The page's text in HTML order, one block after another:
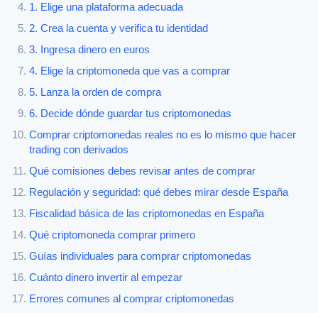
1. Elige una plataforma adecuada
2. Crea la cuenta y verifica tu identidad
3. Ingresa dinero en euros
4. Elige la criptomoneda que vas a comprar
5. Lanza la orden de compra
6. Decide dónde guardar tus criptomonedas
Comprar criptomonedas reales no es lo mismo que hacer
trading con derivados
Qué comisiones debes revisar antes de comprar
Regulación y seguridad: qué debes mirar desde España
Fiscalidad básica de las criptomonedas en España
Qué criptomoneda comprar primero
Guías individuales para comprar criptomonedas
Cuánto dinero invertir al empezar
Errores comunes al comprar criptomonedas